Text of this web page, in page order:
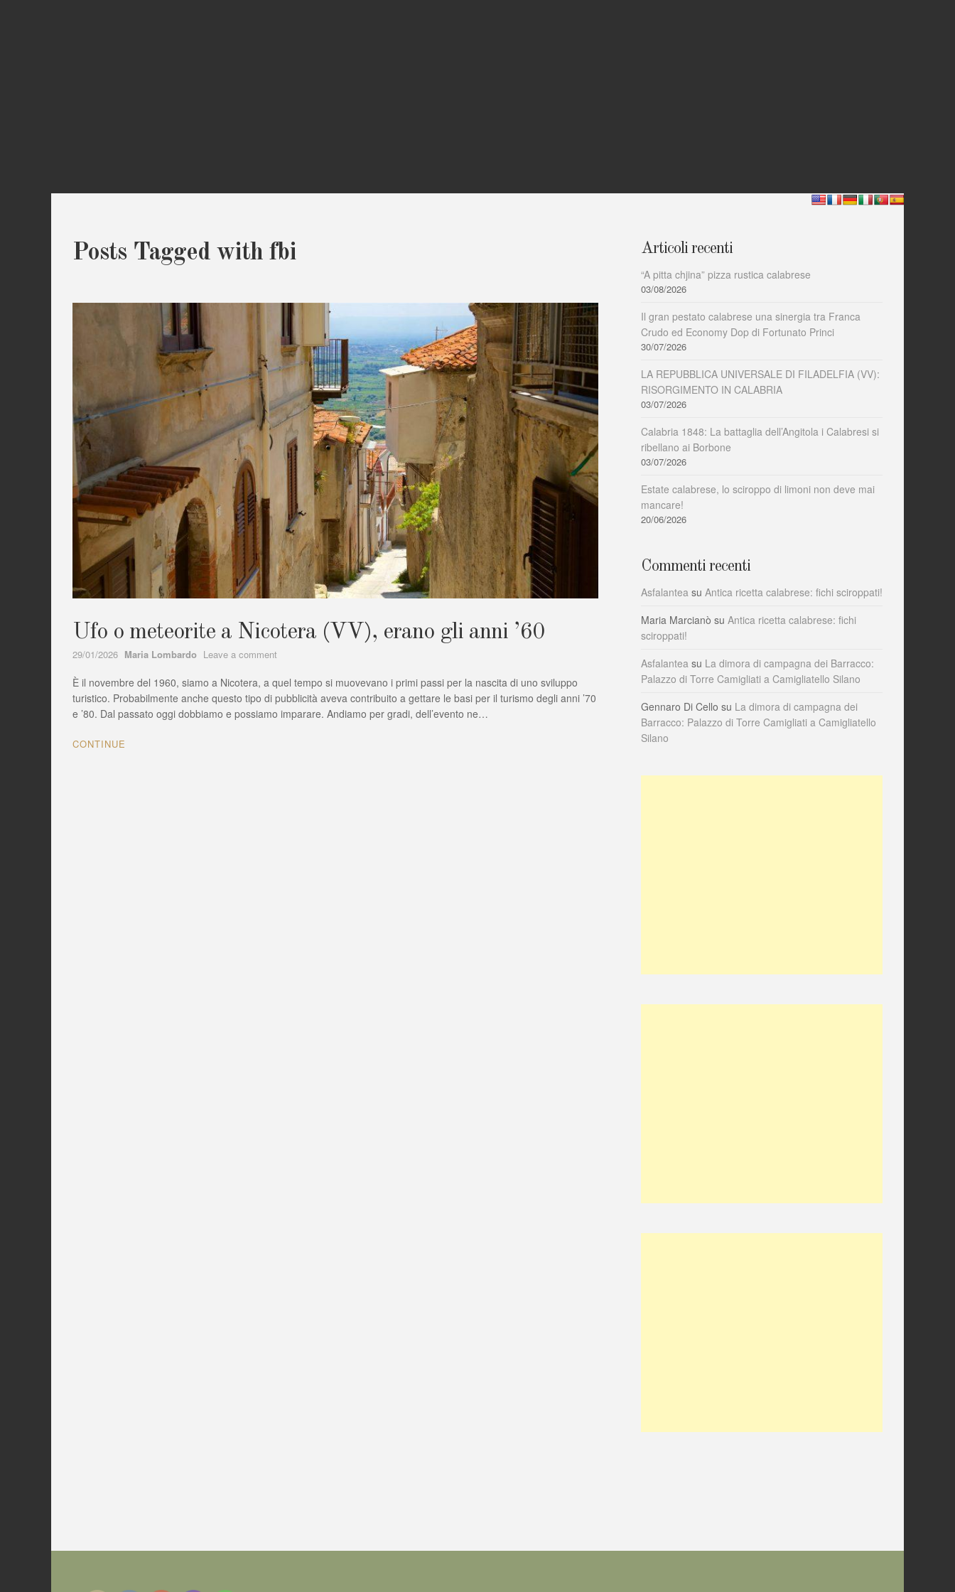
Posts Tagged with fbi
Ufo o meteorite a Nicotera (VV), erano gli anni ’60
29/01/2026 Author
Maria Lombardo Leave a comment
o
meteorite
a
È il novembre del 1960, siamo a Nicotera, a quel tempo si muovevano i primi passi per la nascita di uno sviluppo
turistico. Probabilmente anche questo tipo di pubblicità aveva contribuito a gettare le basi per il turismo degli anni ’70
e ’80. Dal passato oggi dobbiamo e possiamo imparare. Andiamo per gradi, dell’evento ne…
CONTINUE
Articoli recenti
“A pitta chjina” pizza rustica calabrese
03/08/2026
Il gran pestato calabrese una sinergia tra Franca
Crudo ed Economy Dop di Fortunato Princi
30/07/2026
LA REPUBBLICA UNIVERSALE DI FILADELFIA (VV):
RISORGIMENTO IN CALABRIA
03/07/2026
Calabria 1848: La battaglia dell’Angitola i Calabresi si
ribellano ai Borbone
03/07/2026
Estate calabrese, lo sciroppo di limoni non deve mai
mancare!
20/06/2026
Commenti recenti
Asfalantea su Antica ricetta calabrese: fichi sciroppati!
Maria Marcianò su Antica ricetta calabrese: fichi
sciroppati!
Asfalantea su La dimora di campagna dei Barracco:
Palazzo di Torre Camigliati a Camigliatello Silano
Gennaro Di Cello su La dimora di campagna dei
Barracco: Palazzo di Torre Camigliati a Camigliatello
Silano